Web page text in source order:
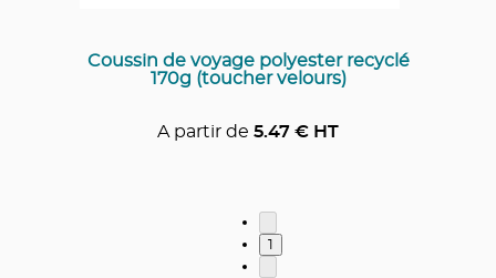
Coussin de voyage polyester recyclé
170g (toucher velours)
A partir de 5.47 € HT
1